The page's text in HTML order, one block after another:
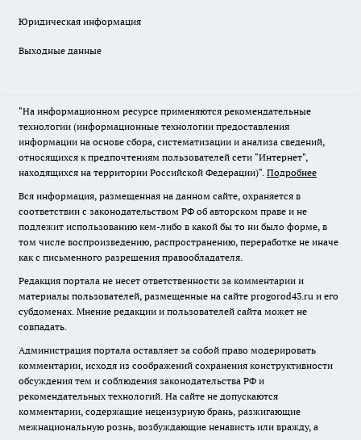
Юридическая информация
Выходные данные
"На информационном ресурсе применяются рекомендательные
технологии (информационные технологии предоставления
информации на основе сбора, систематизации и анализа сведений,
относящихся к предпочтениям пользователей сети "Интернет",
находящихся на территории Российской Федерации)". Подробнее
Вся информация, размещенная на данном сайте, охраняется в
соответствии с законодательством РФ об авторском праве и не
подлежит использованию кем-либо в какой бы то ни было форме, в
том числе воспроизведению, распространению, переработке не иначе
как с письменного разрешения правообладателя.
Редакция портала не несет ответственности за комментарии и
материалы пользователей, размещенные на сайте progorod43.ru и его
субдоменах. Мнение редакции и пользователей сайта может не
совпадать.
Администрация портала оставляет за собой право модерировать
комментарии, исходя из соображений сохранения конструктивности
обсуждения тем и соблюдения законодательства РФ и
рекомендательных технологий. На сайте не допускаются
комментарии, содержащие нецензурную брань, разжигающие
межнациональную рознь, возбуждающие ненависть или вражду, а